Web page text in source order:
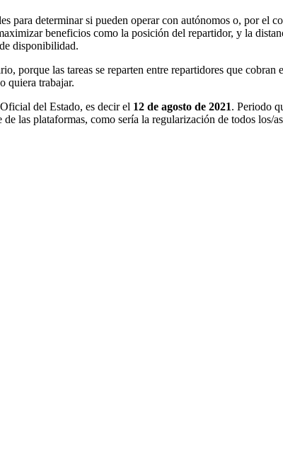
determinar si pueden operar con autónomos o, por el
beneficios como la posición del repartidor, y la
disponibilidad.
porque las tareas se reparten entre repartidores que
quiera trabajar.
del Estado, es decir el 12 de agosto de 2021. Periodo
las plataformas, como sería la regularización de todos los/